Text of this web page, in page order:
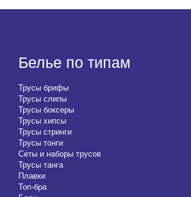
Белье по типам
Трусы брифы
Трусы слипы
Трусы боксеры
Трусы хипсы
Трусы стринги
Трусы тонги
Сеты и наборы трусов
Трусы танга
Плавки
Топ-бра